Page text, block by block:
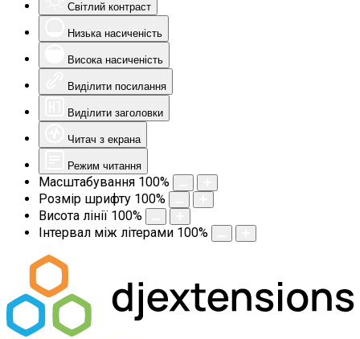
Світлий контраст
Низька насиченість
Висока насиченість
Виділити посилання
Виділити заголовки
Читач з екрана
Режим читання
Масштабування 100%
Розмір шрифту 100%
Висота лінії 100%
Інтервал між літерами 100%